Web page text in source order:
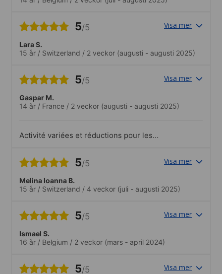
5/5 Visa mer
Lara S.
15 år / Switzerland / 2 veckor (augusti - augusti 2025)
5/5 Visa mer
Gaspar M.
14 år / France / 2 veckor (augusti - augusti 2025)
Activité variées et réductions pour les
5/5 Visa mer
Melina Ioanna B.
15 år / Switzerland / 4 veckor (juli - augusti 2025)
5/5 Visa mer
Ismael S.
16 år / Belgium / 2 veckor (mars - april 2024)
5/5 Visa mer